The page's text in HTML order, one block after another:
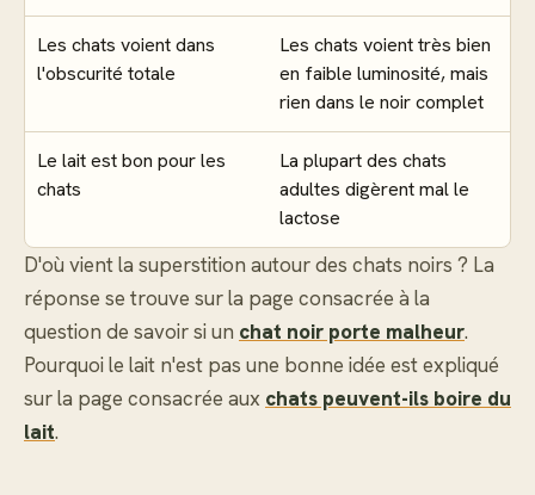
Les chats voient dans
l'obscurité totale
Les chats voient très bien
en faible luminosité, mais
rien dans le noir complet
Le lait est bon pour les
chats
La plupart des chats
adultes digèrent mal le
lactose
D'où vient la superstition autour des chats noirs ? La
réponse se trouve sur la page consacrée à la
question de savoir si un chat noir porte malheur.
Pourquoi le lait n'est pas une bonne idée est expliqué
sur la page consacrée aux chats peuvent-ils boire du
lait.